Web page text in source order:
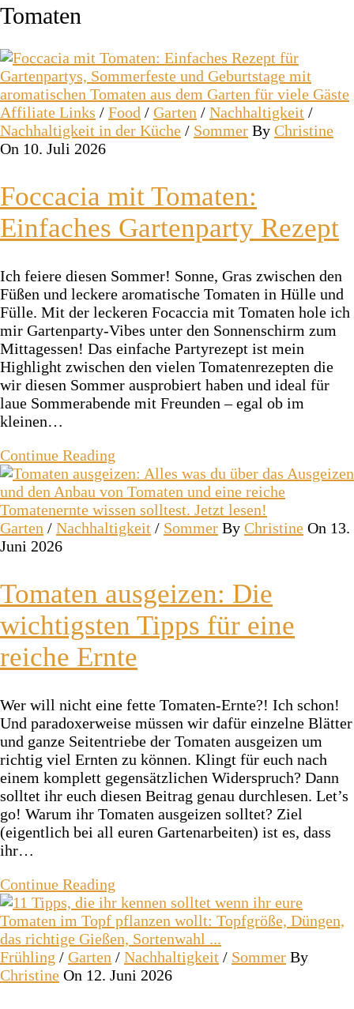
Tomaten
Affiliate Links / Food / Garten / Nachhaltigkeit /
Nachhaltigkeit in der Küche / Sommer By Christine
On 10. Juli 2026
Foccacia mit Tomaten:
Einfaches Gartenparty Rezept
Ich feiere diesen Sommer! Sonne, Gras zwischen den
Füßen und leckere aromatische Tomaten in Hülle und
Fülle. Mit der leckeren Focaccia mit Tomaten hole ich
mir Gartenparty-Vibes unter den Sonnenschirm zum
Mittagessen! Das einfache Partyrezept ist mein
Highlight zwischen den vielen Tomatenrezepten die
wir diesen Sommer ausprobiert haben und ideal für
laue Sommerabende mit Freunden – egal ob im
kleinen…
Continue Reading
Garten / Nachhaltigkeit / Sommer By Christine On 13.
Juni 2026
Tomaten ausgeizen: Die
wichtigsten Tipps für eine
reiche Ernte
Wer will nicht eine fette Tomaten-Ernte?! Ich schon!
Und paradoxerweise müssen wir dafür einzelne Blätter
und ganze Seitentriebe der Tomaten ausgeizen um
richtig viel Ernten zu können. Klingt für euch nach
einem komplett gegensätzlichen Widerspruch? Dann
solltet ihr euch diesen Beitrag genau durchlesen. Let’s
go! Warum ihr Tomaten ausgeizen solltet? Ziel
(eigentlich bei all euren Gartenarbeiten) ist es, dass
ihr…
Continue Reading
Frühling / Garten / Nachhaltigkeit / Sommer By
Christine On 12. Juni 2026